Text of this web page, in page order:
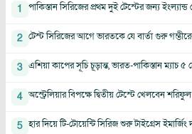
1 পাকিস্তান সিরিজের প্রথম দুই টেস্টের জন্য
2 টেস্ট সিরিজের আগে ভারতকে যে বার্তা গুরু
3 এশিয়া কাপের সূচি চূড়ান্ত, ভারত-পাকিস্তান ম্যাচ ৫
4 অস্ট্রেলিয়ার বিপক্ষে দ্বিতীয় টেস্টে খেলবেন
5 হার দিয়ে টি-টোয়েন্টি সিরিজ শুরু টাইগ্রেস